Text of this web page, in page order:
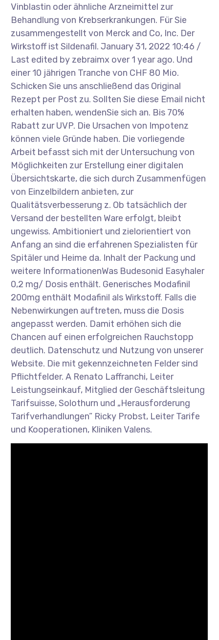
Vinblastin oder ähnliche Arzneimittel zur
Behandlung von Krebserkrankungen. Für Sie
zusammengestellt von Merck and Co, Inc. Der
Wirkstoff ist Sildenafil. January 31, 2022 10:46 /
Last edited by zebraimx over 1 year ago. Und
einer 10 jährigen Tranche von CHF 80 Mio.
Schicken Sie uns anschließend das Original
Rezept per Post zu. Sollten Sie diese Email nicht
erhalten haben, wendenSie sich an. Bis 70%
Rabatt zur UVP. Die Ursachen von Impotenz
können viele Gründe haben. Die vorliegende
Arbeit befasst sich mit der Untersuchung von
Möglichkeiten zur Erstellung einer digitalen
Übersichtskarte, die sich durch Zusammenfügen
von Einzelbildern anbieten, zur
Qualitätsverbesserung z. Ob tatsächlich der
Versand der bestellten Ware erfolgt, bleibt
ungewiss. Ambitioniert und zielorientiert von
Anfang an sind die erfahrenen Spezialisten für
Spitäler und Heime da. Inhalt der Packung und
weitere InformationenWas Budesonid Easyhaler
0,2 mg/ Dosis enthält. Generisches Modafinil
200mg enthält Modafinil als Wirkstoff. Falls die
Nebenwirkungen auftreten, muss die Dosis
angepasst werden. Damit erhöhen sich die
Chancen auf einen erfolgreichen Rauchstopp
deutlich. Datenschutz und Nutzung von unserer
Website. Die mit gekennzeichneten Felder sind
Pflichtfelder. A Renato Laffranchi, Leiter
Leistungseinkauf, Mitglied der Geschäftsleitung
Tarifsuisse, Solothurn und „Herausforderung
Tarifverhandlungen” Ricky Probst, Leiter Tarife
und Kooperationen, Kliniken Valens.